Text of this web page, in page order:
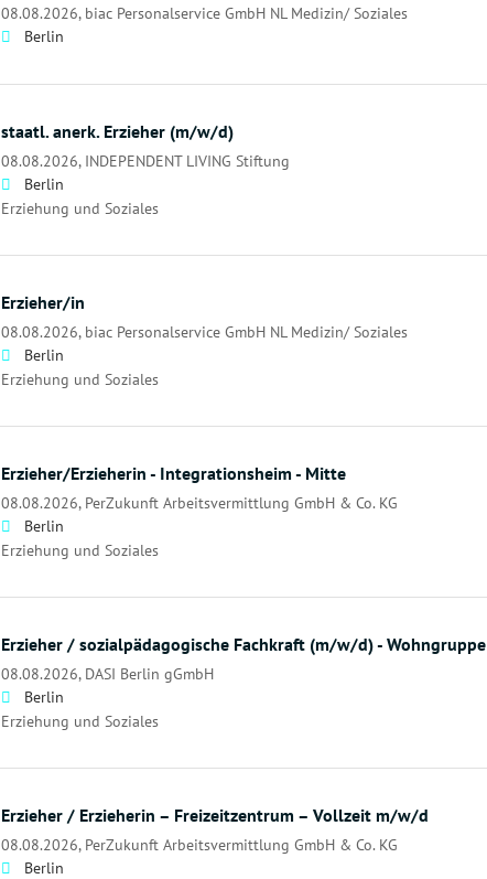
08.08.2026, biac Personalservice GmbH NL Medizin/ Soziales
Berlin
staatl. anerk. Erzieher (m/w/d)
08.08.2026, INDEPENDENT LIVING Stiftung
Berlin
Erziehung und Soziales
Erzieher/in
08.08.2026, biac Personalservice GmbH NL Medizin/ Soziales
Berlin
Erziehung und Soziales
Erzieher/Erzieherin - Integrationsheim - Mitte
08.08.2026, PerZukunft Arbeitsvermittlung GmbH & Co. KG
Berlin
Erziehung und Soziales
Erzieher / sozialpädagogische Fachkraft (m/w/d) - Wohngruppe
08.08.2026, DASI Berlin gGmbH
Berlin
Erziehung und Soziales
Erzieher / Erzieherin – Freizeitzentrum – Vollzeit m/w/d
08.08.2026, PerZukunft Arbeitsvermittlung GmbH & Co. KG
Berlin